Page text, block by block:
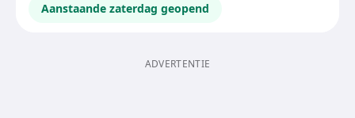
Aanstaande zaterdag geopend
ADVERTENTIE